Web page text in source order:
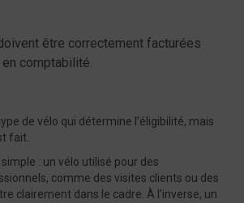
être correctement facturées
comptabilité.
de vélo qui détermine l’éligibilité, mais
fait.
: un vélo utilisé pour des
comme des visites clients ou des
clairement dans le cadre. À l’inverse, un